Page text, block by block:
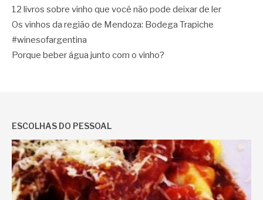
12 livros sobre vinho que você não pode deixar de ler
Os vinhos da região de Mendoza: Bodega Trapiche
#winesofargentina
Porque beber água junto com o vinho?
ESCOLHAS DO PESSOAL